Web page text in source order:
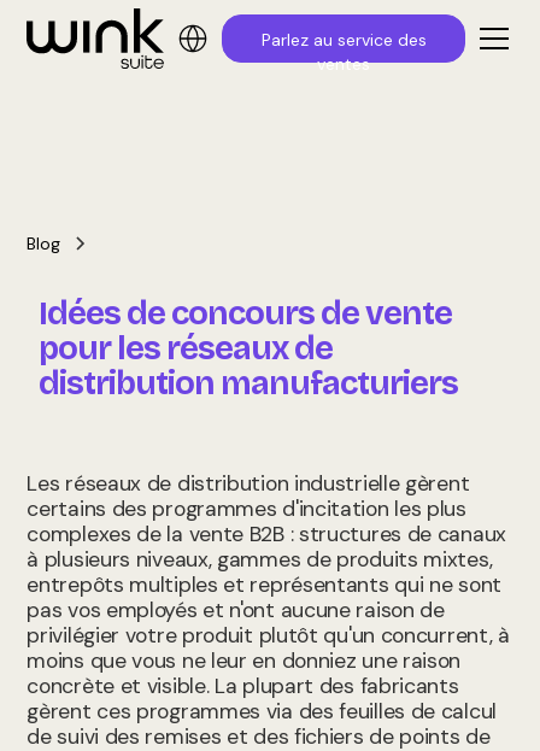
Parlez au service des
ventes
Blog
Idées de concours de vente
pour les réseaux de
distribution manufacturiers
Les réseaux de distribution industrielle gèrent
certains des programmes d'incitation les plus
complexes de la vente B2B : structures de canaux
à plusieurs niveaux, gammes de produits mixtes,
entrepôts multiples et représentants qui ne sont
pas vos employés et n'ont aucune raison de
privilégier votre produit plutôt qu'un concurrent, à
moins que vous ne leur en donniez une raison
concrète et visible. La plupart des fabricants
gèrent ces programmes via des feuilles de calcul
de suivi des remises et des fichiers de points de